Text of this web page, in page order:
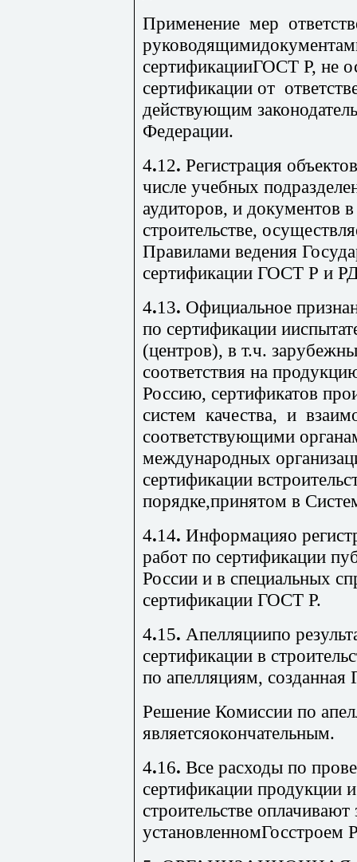
Применение мер
сертификацииГОСТ Р, не
сертификации от
действующим
Федерации.
4.12. Регистрация об
числе учебных
аудито­ров, и документов
строительстве,
Правилами ведения
сертификации ГОСТ Р и
4.1 3. Официальное
по сертификации
(центров), в т.ч.
соответствия на
Россию, сертификатов
систем качества, и
соответствующими
международных
сертификации
порядке,принятом в
4.14. Информацияо
работ по сертификации
России и в специальных
сертификации ГОСТ Р.
4.15. Апелляциипо
сертифика­ции в
по апелляциям, созданная
Решение Комиссии по
являетсяокончательным.
4.16. Все расходы по
сертифи­кации продукции
строительстве
установленномГосстроем